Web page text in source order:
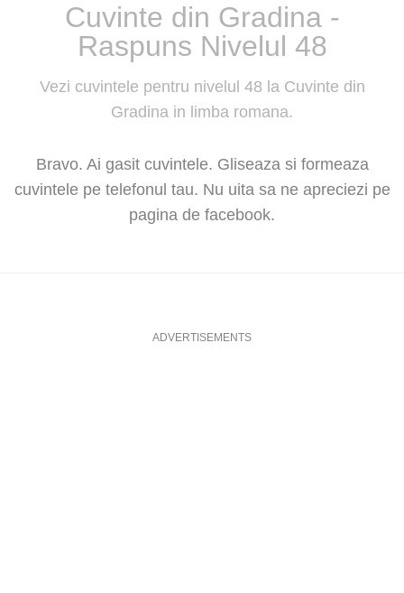
Cuvinte din Gradina -
Raspuns Nivelul 48
Vezi cuvintele pentru nivelul 48 la Cuvinte din
Gradina in limba romana.
Bravo. Ai gasit cuvintele. Gliseaza si formeaza
cuvintele pe telefonul tau. Nu uita sa ne apreciezi pe
pagina de facebook.
ADVERTISEMENTS